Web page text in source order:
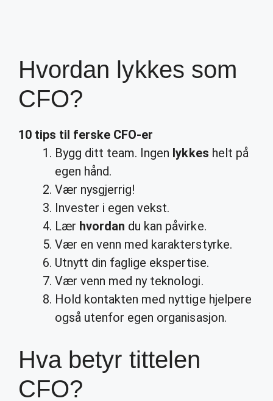
Hvordan lykkes som
CFO?
10 tips til ferske CFO-er
Bygg ditt team. Ingen lykkes helt på
egen hånd.
Vær nysgjerrig!
Invester i egen vekst.
Lær hvordan du kan påvirke.
Vær en venn med karakterstyrke.
Utnytt din faglige ekspertise.
Vær venn med ny teknologi.
Hold kontakten med nyttige hjelpere
også utenfor egen organisasjon.
Hva betyr tittelen
CFO?